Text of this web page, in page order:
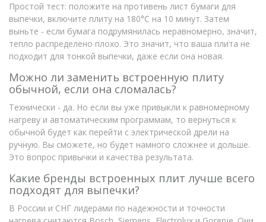
Простой тест: положите на противень лист бумаги для
выпечки, включите плиту на 180°C на 10 минут. Затем
выньте - если бумага подрумянилась неравномерно, значит,
тепло распределено плохо. Это значит, что ваша плита не
подходит для тонкой выпечки, даже если она новая.
Можно ли заменить встроенную плиту
обычной, если она сломалась?
Технически - да. Но если вы уже привыкли к равномерному
нагреву и автоматическим программам, то вернуться к
обычной будет как перейти с электрической дрели на
ручную. Вы сможете, но будет намного сложнее и дольше.
Это вопрос привычки и качества результата.
Какие бренды встроенных плит лучше всего
подходят для выпечки?
В России и СНГ лидерами по надежности и точности